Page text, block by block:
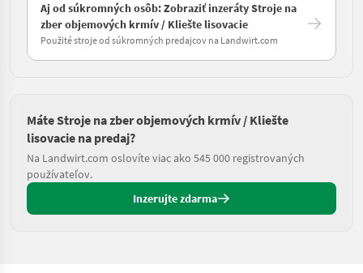
Aj od súkromných osôb: Zobraziť inzeráty Stroje na
zber objemových krmív / Kliešte lisovacie
Použité stroje od súkromných predajcov na Landwirt.com
Máte Stroje na zber objemových krmív / Kliešte
lisovacie na predaj?
Na Landwirt.com oslovíte viac ako 545 000 registrovaných
používateľov.
Inzerujte zdarma